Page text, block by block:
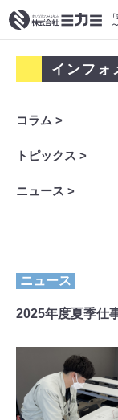
インフォ
コラム >
トピックス >
ニュース >
ニュース
2025年度夏季仕